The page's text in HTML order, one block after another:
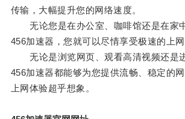
传输，大幅提升您的网络速度。
无论您是在办公室、咖啡馆还是在家
456加速器，您就可以尽情享受极速的上网
无论是浏览网页、观看高清视频还是进
456加速器都能够为您提供流畅、稳定的
上网体验超乎想象。